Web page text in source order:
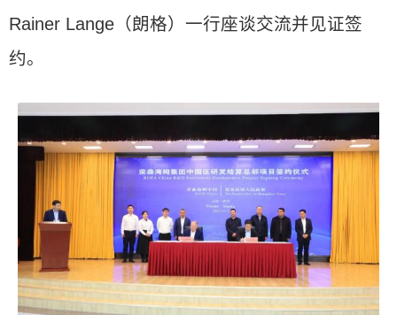
Rainer Lange（朗格）一行座谈交流并见证签
约。